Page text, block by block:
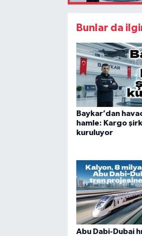
Bunlar da
Baykar’dan
hamle: Kargo
kuruluyor
Abu Dabi-Dubai